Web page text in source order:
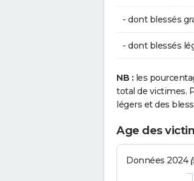
- dont blessés
- dont blessés
NB : les
total de victimes.
légers et des
Age des
Données 2024